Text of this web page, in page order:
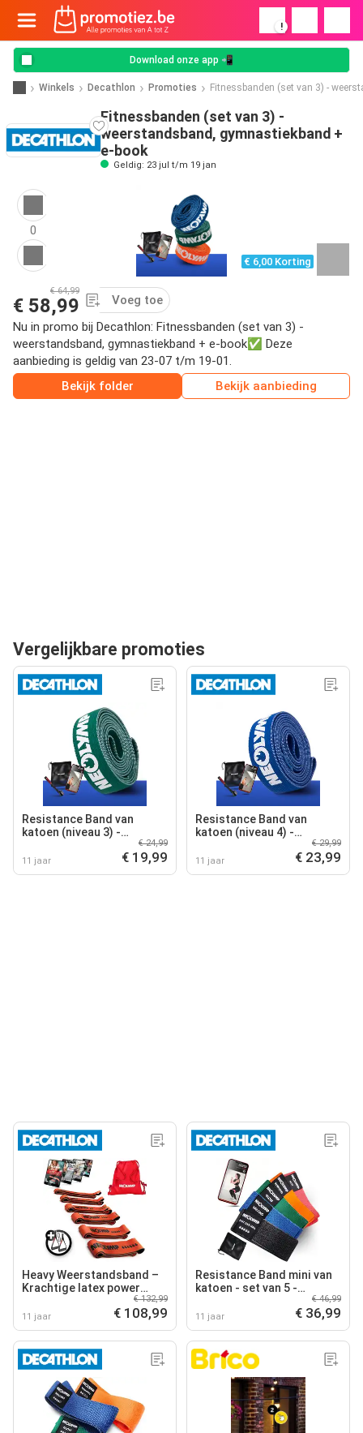
!
Download onze app 📲
Winkels Decathlon Promoties Fitnessbanden (set van 3) -
Fitnessbanden (set van 3) -
weerstandsband, gymnastiekband +
e-book
Geldig: 23 jul t/m 19 jan
0
€ 6,00 Korting
€ 64,99
€ 58,99
Voeg toe
Nu in promo bij Decathlon: Fitnessbanden (set van 3) -
weerstandsband, gymnastiekband + e-book✅ Deze
aanbieding is geldig van 23-07 t/m 19-01.
Bekijk folder
Bekijk aanbieding
Vergelijkbare promoties
Resistance Band van
katoen (niveau 3) -
gymnastiekband + e-book
11 jaar
€ 24,99
€ 19,99
Resistance Band van
katoen (niveau 4) -
gymnastiekband + e-book
11 jaar
€ 29,99
€ 23,99
Heavy Weerstandsband –
Krachtige latex power
11 jaar
€ 132,99
€ 108,99
Resistance Band mini van
katoen - set van 5 -
gymnastiekband
11 jaar
€ 46,99
€ 36,99